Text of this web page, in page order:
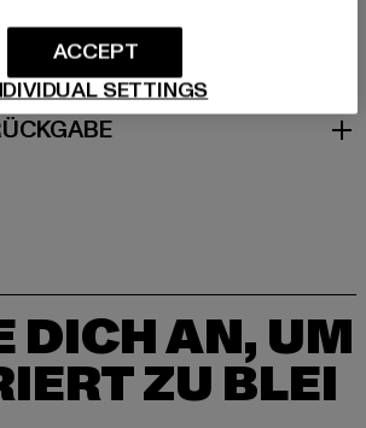
& PASSFORM
DICH AN, UM
ZU BLEI
SETTINGS
ACCEPT